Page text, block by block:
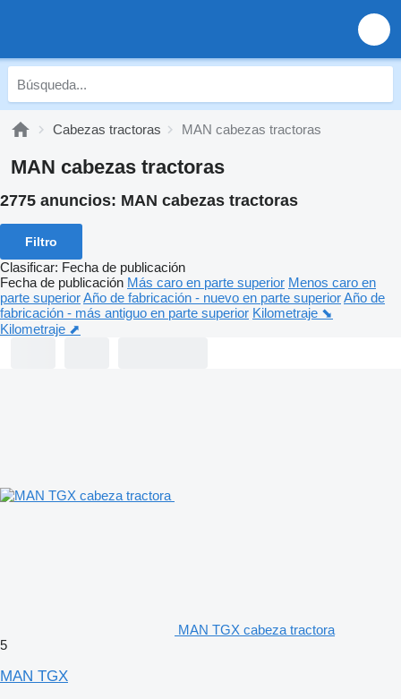
Cabezas tractoras MAN cabezas tractoras
MAN cabezas tractoras
2775 anuncios: MAN cabezas tractoras
Filtro
Clasificar: Fecha de publicación
Fecha de publicación Más caro en parte superior Menos caro en
parte superiorAño de fabricación - nuevo en parte superiorAño de
fabricación - más antiguo en parte superior Kilometraje ⬊
Kilometraje ⬈
MAN TGX cabeza tractora
5
MAN TGX